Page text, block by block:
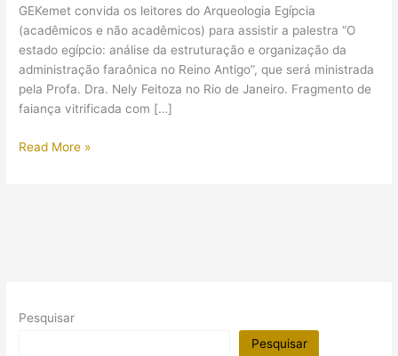
GEKemet convida os leitores do Arqueologia Egípcia
(acadêmicos e não acadêmicos) para assistir a palestra “O
estado egípcio: análise da estruturação e organização da
administração faraônica no Reino Antigo”, que será ministrada
pela Profa. Dra. Nely Feitoza no Rio de Janeiro. Fragmento de
faiança vitrificada com […]
(Palestra)
Read More »
Pesquisar
Pesquisar